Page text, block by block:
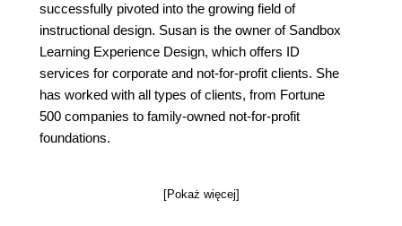
successfully pivoted into the growing field of
instructional design. Susan is the owner of Sandbox
Learning Experience Design, which offers ID
services for corporate and not-for-profit clients. She
has worked with all types of clients, from Fortune
500 companies to family-owned not-for-profit
foundations.
[Pokaż więcej]